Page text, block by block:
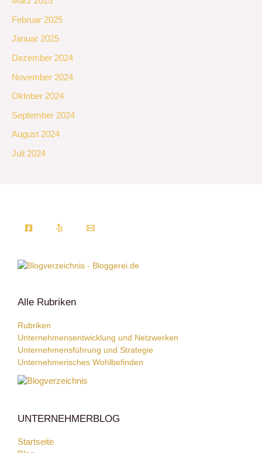
Februar 2025
Januar 2025
Dezember 2024
November 2024
Oktober 2024
September 2024
August 2024
Juli 2024
Alle Rubriken
Rubriken
Unternehmensentwicklung und Netzwerken
Unternehmensführung und Strategie
Unternehmerisches Wohlbefinden
UNTERNEHMERBLOG
Startseite